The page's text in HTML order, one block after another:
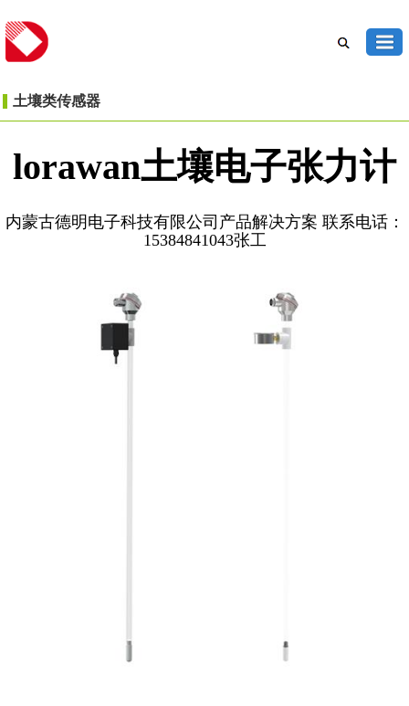
土壤类传感器
lorawan土壤电子张力计
内蒙古德明电子科技有限公司产品解决方案 联系电话：
15384841043张工